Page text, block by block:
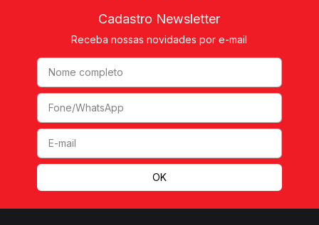
Cadastro Newsletter
Receba nossas novidades por e-mail